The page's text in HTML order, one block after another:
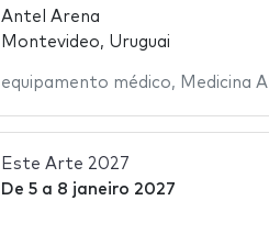
Antel Arena
Montevideo, Uruguai
equipamento médico, Medicina
Este Arte 2027
De 5a 8 janeiro 2027